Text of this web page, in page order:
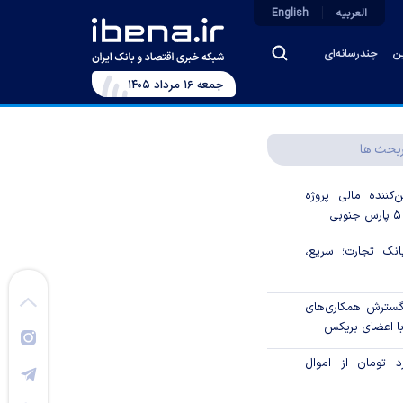
چندرسانه‌ای
العربیه English
جمعه ۱۶ مرداد ۱۴۰۵
ها
مالی پروژه
تجارت؛ سریع،
گسترش همکاری‌های
اعضای بریکس
میلیارد تومان از اموال